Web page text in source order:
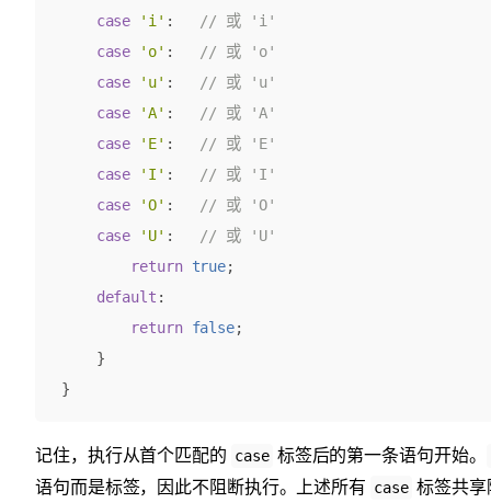
case
'i' :
case
'o' :
case
'u' :
case
'A' :
case
'E' :
case
'I' :
case
'O' :
case
'U' :
return true;
default :
return false;
}
}
记住，执行从首个匹配的 case 标签后的第一条语句开始。
语句而是标签，因此不阻断执行。上述所有 case 标签共